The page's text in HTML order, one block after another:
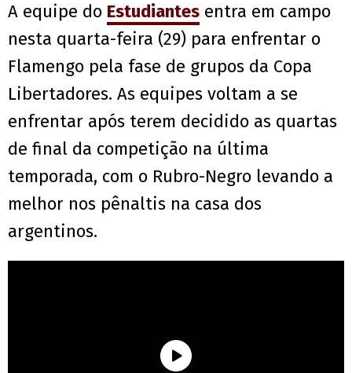
A equipe do Estudiantes entra em campo
nesta quarta-feira (29) para enfrentar o
Flamengo pela fase de grupos da Copa
Libertadores. As equipes voltam a se
enfrentar após terem decidido as quartas
de final da competição na última
temporada, com o Rubro-Negro levando a
melhor nos pênaltis na casa dos
argentinos.